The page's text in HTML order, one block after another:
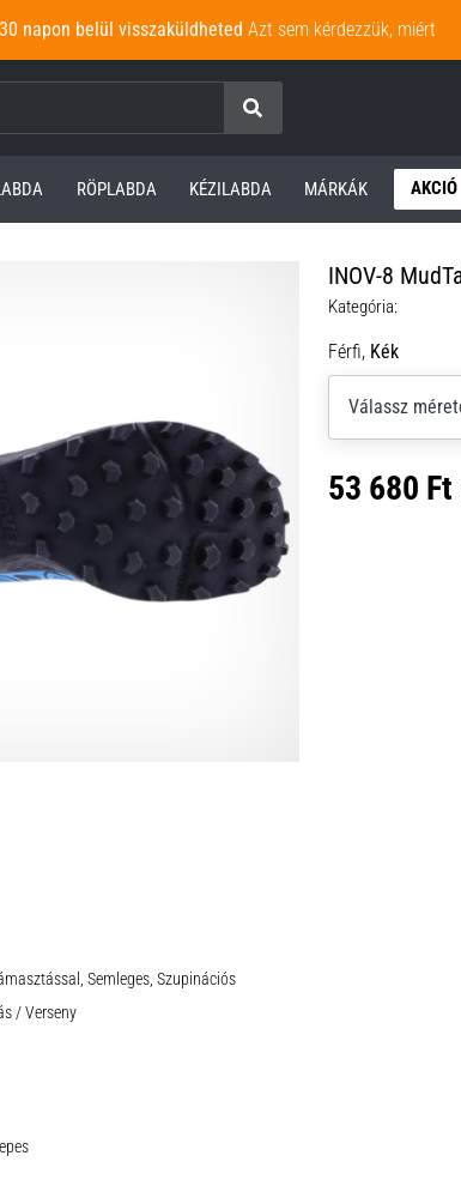
napon belül visszaküldheted Azt sem kérdezzük, miért
Keresés
RÖPLABDA KÉZILABDA MÁRKÁK AKCIÓ
INOV-8
Kategória:
Férfi, Kék
Válassz
53 680 Ft
Semleges, Szupinációs
/ Verseny